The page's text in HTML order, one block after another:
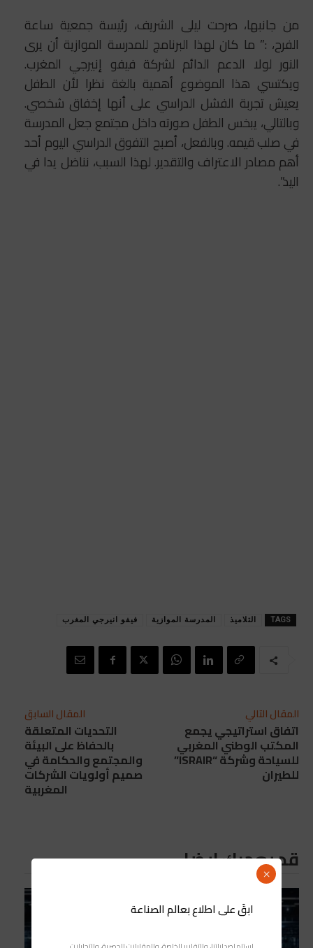
من جانبها، صرحت ليلى الشريف، رئيسة جمعية ساعة
الفرح، :” ما كان لهذا البرنامج للمدرسة الموازية أن يرى
النور لولا الدعم الدائم لشركة فيفو إنيرجي المغرب.
ويكتسي هذا الموضوع أهمية بالغة نظرا لأن الطفل
يعيش تجربة الفشل الدراسي على أنها إخفاق شخصي.
وبالتالي، يبخس الطفل صورته داخل مجتمع جعل المدرسة
في صلب قيمه. وبالفعل، أصبح التفوق الدراسي اليوم أحد
أهم مصادر الاعتراف والتقدير. لهذا السبب، نناضل يدا في
اليد”.
TAGS التلاميذ المدرسة الموازية فيفو انيرجي المغرب
المقال السابق
التحديات المتعلقة
بالحفاظ على البيئة
والمجتمع والحكامة في
صميم أولويات الشركات
المغربية
المقال التالي
اتفاق استراتيجي يجمع
المكتب الوطني المغربي
للسياحة وشركة “ISRAIR”
للطيران
قد يعجبك ايضا
ابقَ على اطلاع بعالم الصناعة
×